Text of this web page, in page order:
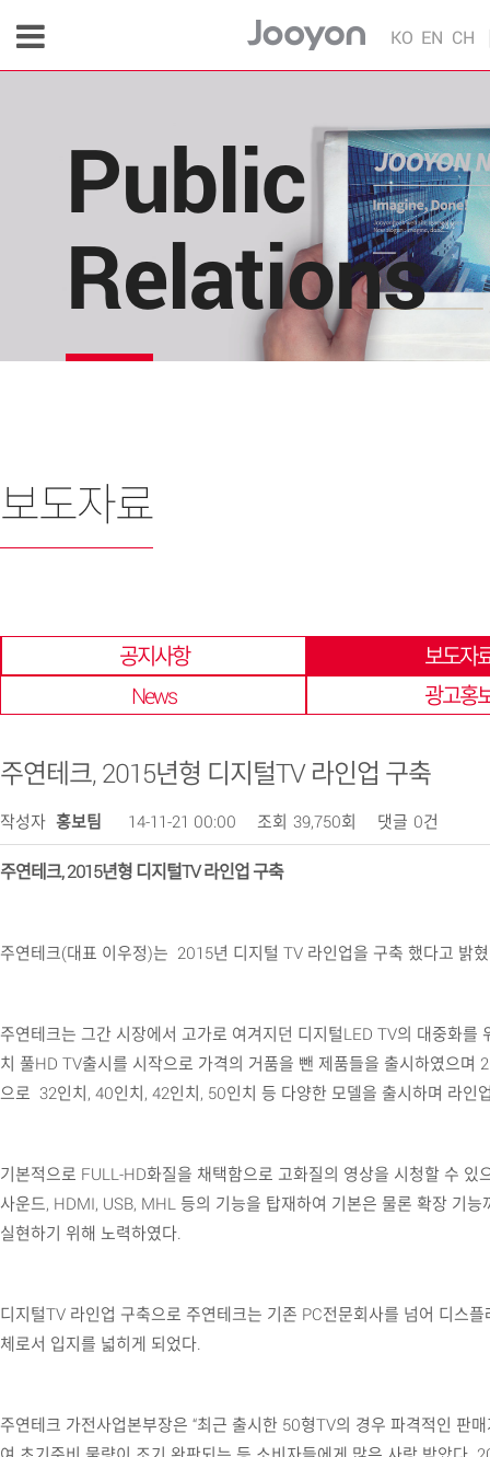
KO EN CH
Public
Relations
편리하게
한 곳에 모아 확인 할 수 있습니다.
보도자료
공지사항
보도자
News
광고홍
주연테크, 2015년형 디지털TV 라인업 구축
작성자 홍보팀 14-11-21 00:00 조회 39,750회 댓글 0건
주연테크, 2015년형 디지털TV 라인업 구축
주연테크(대표 이우정)는 2015년 디지털 TV 라인업을 구축 했다고 밝
주연테크는 그간 시장에서 고가로 여겨지던 디지털LED TV의 대중화를
치 풀HD TV출시를 시작으로 가격의 거품을 뺀 제품들을 출시하였으며
으로 32인치, 40인치, 42인치, 50인치 등 다양한 모델을 출시하며 라인
기본적으로 FULL-HD화질을 채택함으로 고화질의 영상을 시청할 수 있
사운드, HDMI, USB, MHL 등의 기능을 탑재하여 기본은 물론 확장 기능
실현하기 위해 노력하였다.
디지털TV 라인업 구축으로 주연테크는 기존 PC전문회사를 넘어 디스
체로서 입지를 넓히게 되었다.
주연테크 가전사업본부장은 “최근 출시한 50형TV의 경우 파격적인 판